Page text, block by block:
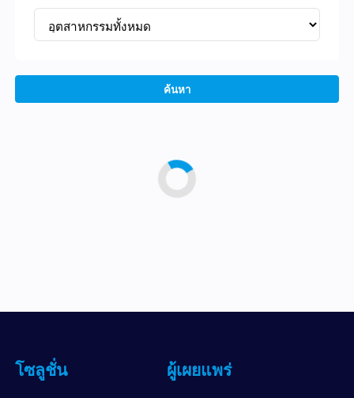
ค้นหา
โซลูชั่น ผู้เผยแพร่